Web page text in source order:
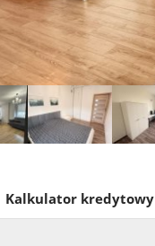
Kalkulator kredytowy